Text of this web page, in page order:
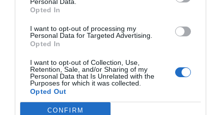
Opted In
I want to opt-out of processing my
Personal Data for Targeted Advertising.
Opted In
I want to opt-out of Collection, Use,
Retention, Sale, and/or Sharing of my
Personal Data that Is Unrelated with the
Purposes for which it was collected.
Opted Out
CONFIRM